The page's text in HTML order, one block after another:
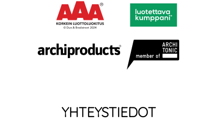
YHTEYSTIEDOT